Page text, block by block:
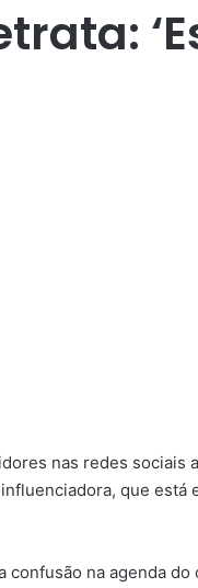
nas redes sociais
que está
na agenda